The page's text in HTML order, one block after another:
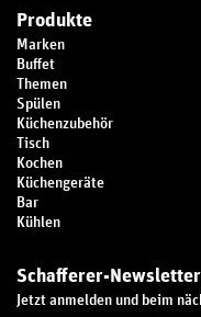
Produkte
Marken
Buffet
Themen
Spülen
Küchenzubehör
Tisch
Kochen
Küchengeräte
Bar
Kühlen
Schafferer-Newsletter
Jetzt anmelden und beim